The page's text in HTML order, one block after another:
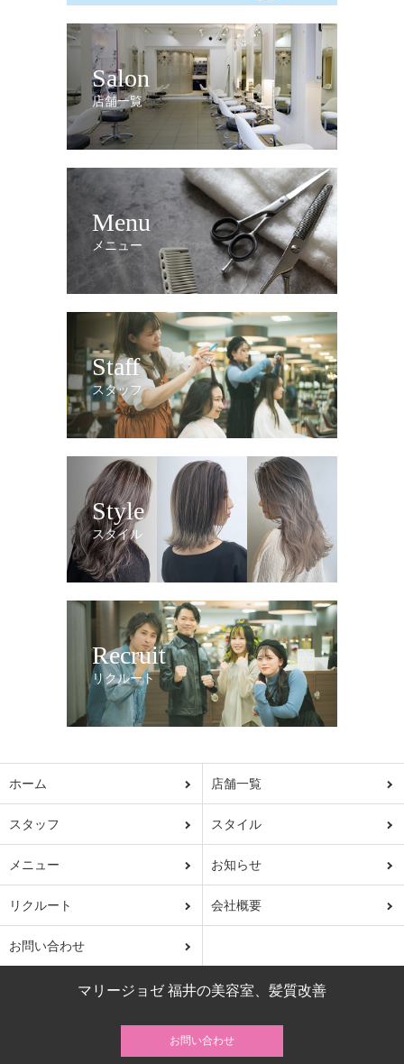
Salon
店舗一覧
Menu
メニュー
Staff
スタッフ
Style
スタイル
Recruit
リクルート
ホーム 店舗一覧
スタッフ スタイル
メニュー お知らせ
リクルート 会社概要
お問い合わせ
マリージョゼ 福井の美容室、髪質改善
お問い合わせ